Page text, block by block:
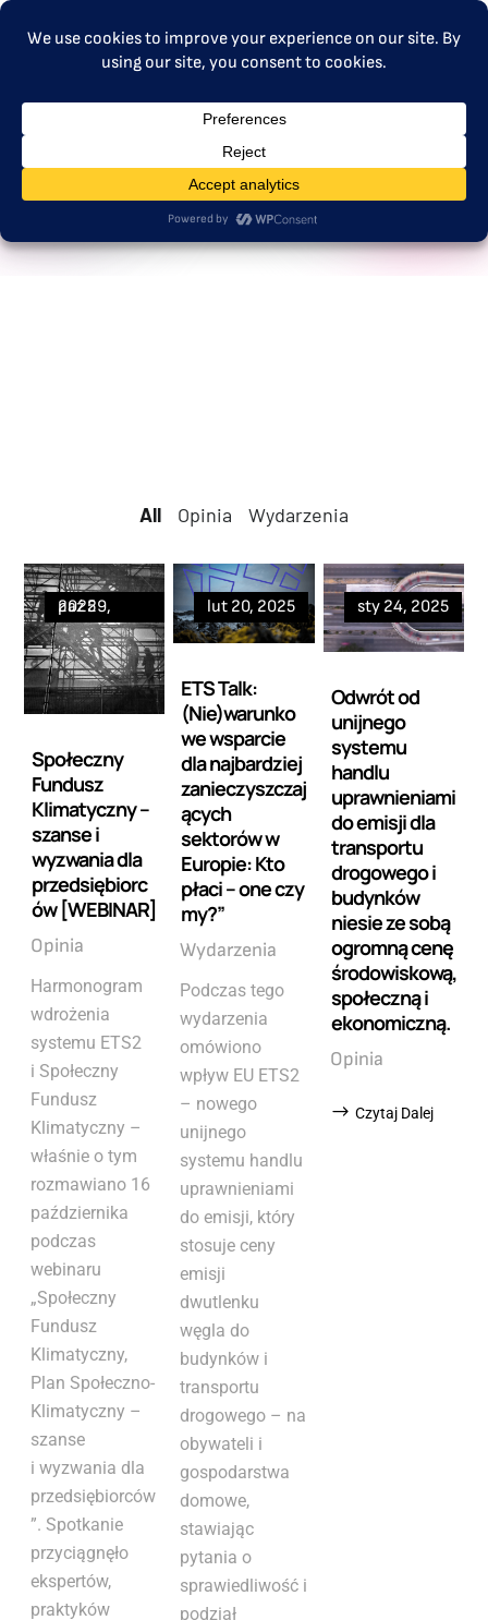
MENU
Gavin Mair
All
All Opinia Wydarzenia
Społeczny
Fundusz
Klimatyczny –
szanse i
wyzwania dla
przedsiębiorc
ów [WEBINAR]
paź 29, 2025
Opinia
Harmonogram
wdrożenia
systemu ETS2
i Społeczny
Fundusz
Klimatyczny –
właśnie o tym
rozmawiano 16
października
podczas
webinaru
„Społeczny
Fundusz
Klimatyczny,
Plan Społeczno-
Klimatyczny –
szanse
i wyzwania dla
przedsiębiorców
”. Spotkanie
przyciągnęło
ekspertów,
praktyków
ETS Talk:
(Nie)warunko
we wsparcie
dla najbardziej
zanieczyszczaj
ących
sektorów w
Europie: Kto
płaci – one czy
my?”
lut 20, 2025
Wydarzenia
Podczas tego
wydarzenia
omówiono
wpływ EU ETS2
– nowego
unijnego
systemu handlu
uprawnieniami
do emisji, który
stosuje ceny
emisji
dwutlenku
węgla do
budynków i
transportu
drogowego – na
obywateli i
gospodarstwa
domowe,
stawiając
pytania o
sprawiedliwość i
podział
Odwrót od
unijnego
systemu
handlu
uprawnieniami
do emisji dla
transportu
drogowego i
budynków
niesie ze sobą
ogromną cenę
środowiskową,
społeczną i
ekonomiczną.
sty 24, 2025
Opinia
Czytaj Dalej